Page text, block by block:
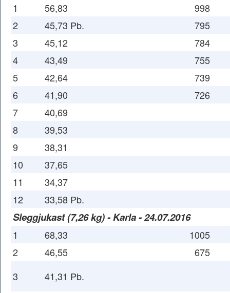
1 56,83
998
2
45,73 Pb.
795
3
45,12
784
4
43,49
755
5
42,64
739
6
41,90
726
7
40,69
8
39,53
9
38,31
10
37,65
11
34,37
12
33,58 Pb.
Sleggjukast (7,26 kg) - Karla - 24.07.2016
1 68,33
1005
2
46,55
675
3
41,31 Pb.